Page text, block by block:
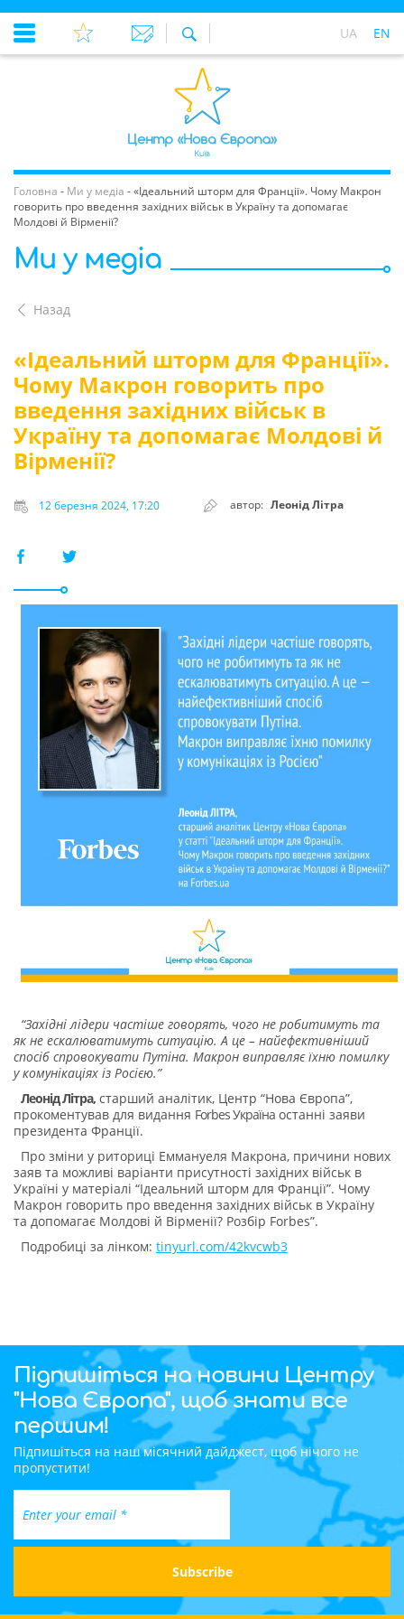
UA EN
Головна - Ми у медіа -«Ідеальний шторм для Франції». Чому Макрон
говорить про введення західних військ в Україну та допомагає
Молдові й Вірменії?
Ми у медіа
Назад
«Ідеальний шторм для Франції».
Чому Макрон говорить про
введення західних військ в
Україну та допомагає Молдові й
Вірменії?
12 березня 2024, 17:20 автор: Леонід Літра
“Західні лідери частіше говорять, чого не робитимуть та
як не ескалюватимуть ситуацію. А це – найефективніший
спосіб спровокувати Путіна. Макрон виправляє їхню помилку
у комунікаціях із Росією.”
Леонід Літра, старший аналітик, Центр “Нова Європа”,
прокоментував для видання Forbes Україна останні заяви
президента Франції.
Про зміни у риториці Еммануеля Макрона, причини нових
заяв та можливі варіанти присутності західних військ в
Україні у матеріалі “Ідеальний шторм для Франції”. Чому
Макрон говорить про введення західних військ в Україну
та допомагає Молдові й Вірменії? Розбір Forbes”.
Подробиці за лінком: tinyurl.com/42kvcwb3
Підпишіться на новини Центру
"Нова Європа", щоб знати все
першим!
Підпишіться на наш місячний дайджест, щоб нічого не
пропустити!